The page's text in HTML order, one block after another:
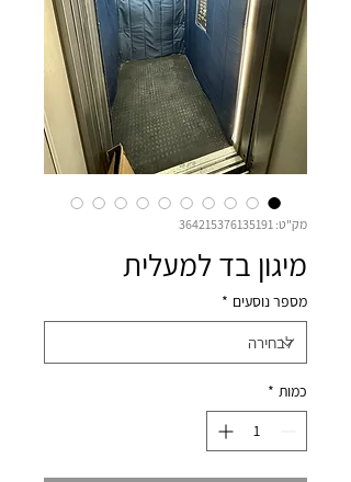
מק"ט: 364215376135191
מיגון בד למעלית
מספר נוסעים *
כמות *